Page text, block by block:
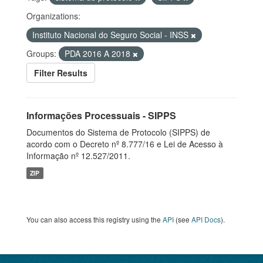
Organizations:
Instituto Nacional do Seguro Social - INSS
Groups:
PDA 2016 A 2018
Filter Results
Informações Processuais - SIPPS
Documentos do Sistema de Protocolo (SIPPS) de
acordo com o Decreto nº 8.777/16 e Lei de Acesso à
Informação nº 12.527/2011.
ZIP
You can also access this registry using the API (see API Docs).